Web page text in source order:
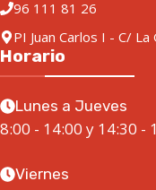
96 111 81 26
PI Juan Carlos I - C/
Horario
Lunes a Jueves
8:00 - 14:00 y 14:30 -
Viernes